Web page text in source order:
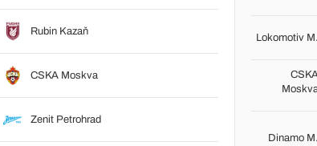
Rubin Kazaň
CSKA Moskva
Zenit Petrohrad
Lokomotiv M.
Dinamo M.